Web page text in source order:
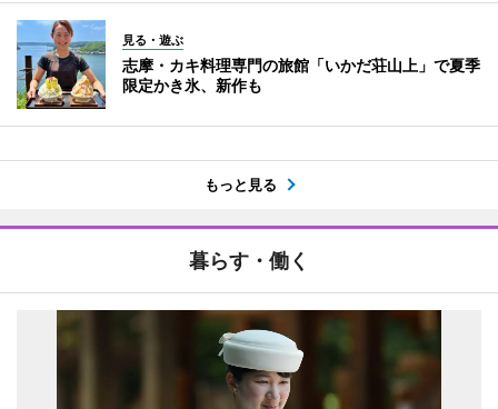
見る・遊ぶ
志摩・カキ料理専門の旅館「いかだ荘山上」で夏季
限定かき氷、新作も
もっと見る
暮らす・働く